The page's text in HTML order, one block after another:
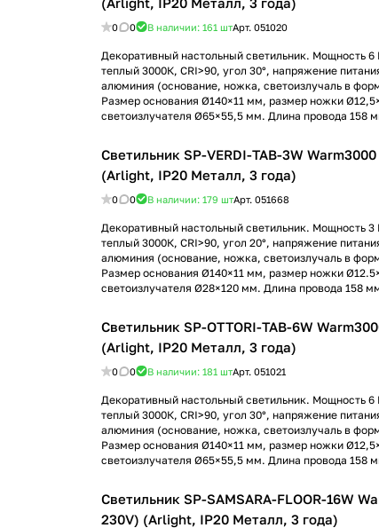
0 0 В наличии: 161 штАрт. 051020
Декоративный настольный светильник. Мощность
теплый 3000К, CRI>90, угол 30°, напряжение
алюминия (основание, ножка, светоизлучаль в
Размер основания Ø140×11 мм, размер ножки
светоизлучателя Ø65×55,5 мм. Длина провода 158
Светильник SP-VERDI-TAB-3W
(Arlight, IP20 Металл, 3 года)
0 0 В наличии: 179 штАрт. 051668
Декоративный настольный светильник. Мощность
теплый 3000К, CRI>90, угол 20°, напряжение
алюминия (основание, ножка, светоизлучаль в
Размер основания Ø140×11 мм, размер ножки
светоизлучателя Ø28×120 мм. Длина провода 158
Светильник SP-OTTORI-TAB-6W
(Arlight, IP20 Металл, 3 года)
0 0 В наличии: 181 штАрт. 051021
Декоративный настольный светильник. Мощность
теплый 3000К, CRI>90, угол 30°, напряжение
алюминия (основание, ножка, светоизлучаль в
Размер основания Ø140×11 мм, размер ножки
светоизлучателя Ø65×55,5 мм. Длина провода 158
Светильник SP-SAMSARA-FLOOR-16W
230V) (Arlight, IP20 Металл, 3 года)